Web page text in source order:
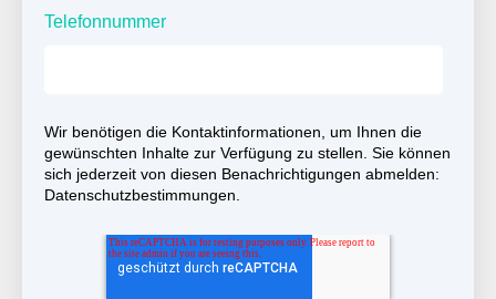
Telefonnummer
Wir benötigen die Kontaktinformationen, um Ihnen die
gewünschten Inhalte zur Verfügung zu stellen. Sie können
sich jederzeit von diesen Benachrichtigungen abmelden:
Datenschutzbestimmungen.